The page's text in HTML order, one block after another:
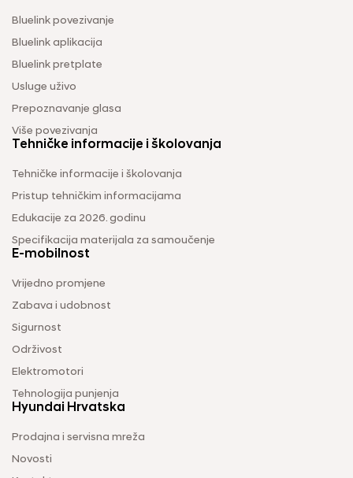
Bluelink povezivanje
Bluelink aplikacija
Bluelink pretplate
Usluge uživo
Prepoznavanje glasa
Više povezivanja
Tehničke informacije i školovanja
Tehničke informacije i školovanja
Pristup tehničkim informacijama
Edukacije za 2026. godinu
Specifikacija materijala za samoučenje
E-mobilnost
Vrijedno promjene
Zabava i udobnost
Sigurnost
Održivost
Elektromotori
Tehnologija punjenja
Hyundai Hrvatska
Prodajna i servisna mreža
Novosti